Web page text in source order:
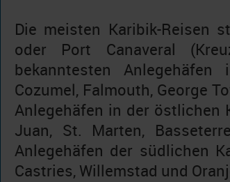
Die meisten Karibik-Reisen
oder Port Canaveral
bekanntesten
Cozumel, Falmouth, George
Anlegehäfen in der östlichen
Juan, St. Marten,
Anlegehäfen der südlichen
Castries, Willemstad und